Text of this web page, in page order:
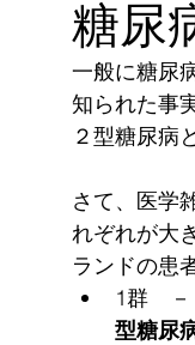
糖尿
一般に糖尿
知られた事
２型糖尿病
さて、医学
れぞれが大
ランドの患
1群　
型糖尿